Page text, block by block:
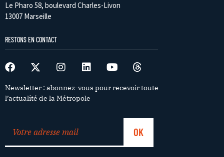
Le Pharo 58, boulevard Charles-Livon
13007 Marseille
RESTONS EN CONTACT
Newsletter : abonnez-vous pour recevoir toute
l’actualité de la Métropole